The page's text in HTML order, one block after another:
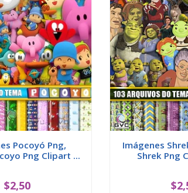
Pocoyó Png,
Png Clipart ...
$2,50
Imágenes
Shrek Png